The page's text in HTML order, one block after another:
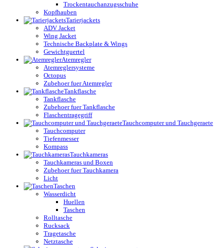
Trockentauchanzugsschuhe
Kopfhauben
Tarierjackets
ADV Jacket
Wing Jacket
Technische Backplate & Wings
Gewichtguertel
Atemregler
Atemreglersysteme
Octopus
Zubehoer fuer Atemregler
Tankflasche
Tankflasche
Zubehoer fuer Tankflasche
Flaschentragegriff
Tauchcomputer und Tauchgeraete
Tauchcomputer
Tiefenmesser
Kompass
Tauchkameras
Tauchkameras und Boxen
Zubehoer fuer Tauchkamera
Licht
Taschen
Wasserdicht
Huellen
Taschen
Rolltasche
Rucksack
Tragetasche
Netztasche